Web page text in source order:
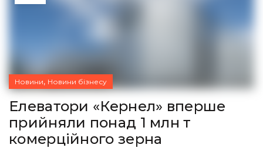
Новини, Новини бізнесу
Елеватори «Кернел» вперше
прийняли понад 1 млн т
комерційного зерна